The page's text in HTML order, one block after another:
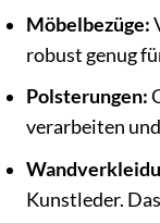
Möbelbezüge:
robust genug
Polsterungen:
verarbeiten
Kunstleder.